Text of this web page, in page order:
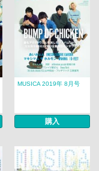
MUSICA 2019年 8月号​​
購入